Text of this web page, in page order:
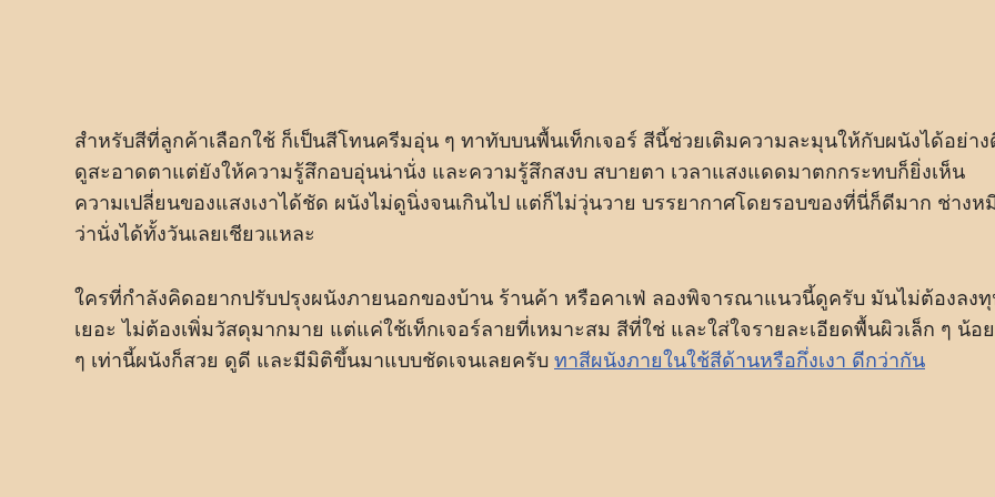
สำหรับสีที่ลูกค้าเลือกใช้ ก็เป็นสีโทนครีมอุ่น ๆ ทาทับบนพื้นเท็กเจอร์ สีนี้ช่วยเติมความละมุนให้กับผนังได้อย่าง
ดูสะอาดตาแต่ยังให้ความรู้สึกอบอุ่นน่านั่ง และความรู้สึกสงบ สบายตา เวลาแสงแดดมาตกกระทบก็ยิ่งเห็น
ความเปลี่ยนของแสงเงาได้ชัด ผนังไม่ดูนิ่งจนเกินไป แต่ก็ไม่วุ่นวาย บรรยากาศโดยรอบของที่นี่ก็ดีมาก ช่างห
ว่านั่งได้ทั้งวันเลยเชียวแหละ
ใครที่กำลังคิดอยากปรับปรุงผนังภายนอกของบ้าน ร้านค้า หรือคาเฟ่ ลองพิจารณาแนวนี้ดูครับ มันไม่ต้องลง
เยอะ ไม่ต้องเพิ่มวัสดุมากมาย แต่แค่ใช้เท็กเจอร์ลายที่เหมาะสม สีที่ใช่ และใส่ใจรายละเอียดพื้นผิวเล็ก ๆ น้อย
ๆ เท่านี้ผนังก็สวย ดูดี และมีมิติขึ้นมาแบบชัดเจนเลยครับ ทาสีผนังภายในใช้สีด้านหรือกึ่งเงา ดีกว่ากัน